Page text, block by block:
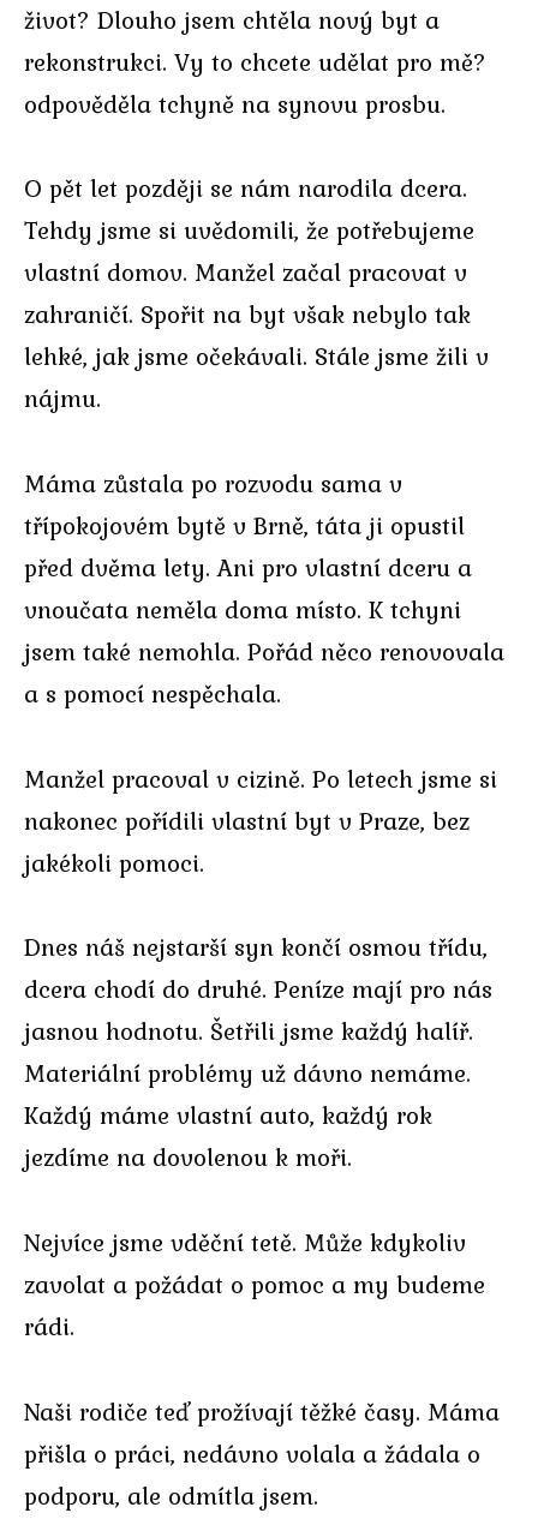
život? Dlouho jsem chtěla nový byt a
rekonstrukci. Vy to chcete udělat pro mě?
odpověděla tchyně na synovu prosbu.
O pět let později se nám narodila dcera.
Tehdy jsme si uvědomili, že potřebujeme
vlastní domov. Manžel začal pracovat v
zahraničí. Spořit na byt však nebylo tak
lehké, jak jsme očekávali. Stále jsme žili v
nájmu.
Máma zůstala po rozvodu sama v
třípokojovém bytě v Brně, táta ji opustil
před dvěma lety. Ani pro vlastní dceru a
vnoučata neměla doma místo. K tchyni
jsem také nemohla. Pořád něco renovovala
a s pomocí nespěchala.
Manžel pracoval v cizině. Po letech jsme si
nakonec pořídili vlastní byt v Praze, bez
jakékoli pomoci.
Dnes náš nejstarší syn končí osmou třídu,
dcera chodí do druhé. Peníze mají pro nás
jasnou hodnotu. Šetřili jsme každý halíř.
Materiální problémy už dávno nemáme.
Každý máme vlastní auto, každý rok
jezdíme na dovolenou k moři.
Nejvíce jsme vděční tetě. Může kdykoliv
zavolat a požádat o pomoc a my budeme
rádi.
Naši rodiče teď prožívají těžké časy. Máma
přišla o práci, nedávno volala a žádala o
podporu, ale odmítla jsem.